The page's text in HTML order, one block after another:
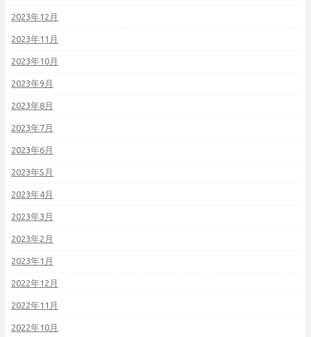
2023年12月
2023年11月
2023年10月
2023年9月
2023年8月
2023年7月
2023年6月
2023年5月
2023年4月
2023年3月
2023年2月
2023年1月
2022年12月
2022年11月
2022年10月